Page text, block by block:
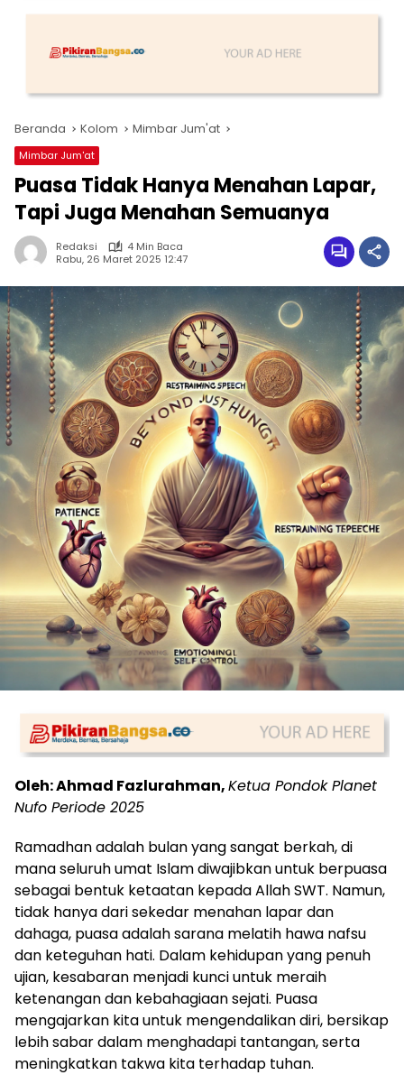
Beranda Kolom Mimbar Jum'at
Mimbar Jum'at
Puasa Tidak Hanya Menahan Lapar,
Tapi Juga Menahan Semuanya
Redaksi
4 Min Baca
Rabu, 26 Maret 2025 12:47
Oleh: Ahmad Fazlurahman,Ketua Pondok Planet
Nufo Periode 2025
Ramadhan adalah bulan yang sangat berkah, di
mana seluruh umat Islam diwajibkan untuk berpuasa
sebagai bentuk ketaatan kepada Allah SWT. Namun,
tidak hanya dari sekedar menahan lapar dan
dahaga, puasa adalah sarana melatih hawa nafsu
dan keteguhan hati. Dalam kehidupan yang penuh
ujian, kesabaran menjadi kunci untuk meraih
ketenangan dan kebahagiaan sejati. Puasa
mengajarkan kita untuk mengendalikan diri, bersikap
lebih sabar dalam menghadapi tantangan, serta
meningkatkan takwa kita terhadap tuhan.